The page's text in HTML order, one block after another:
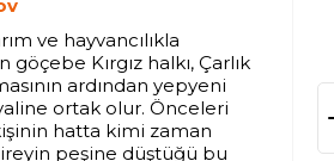
ve hayvancılıkla
göçebe Kırgız halkı, Çarlık
ardından yepyeni
ortak olur. Önceleri
hatta kimi zaman
peşine düştüğü bu